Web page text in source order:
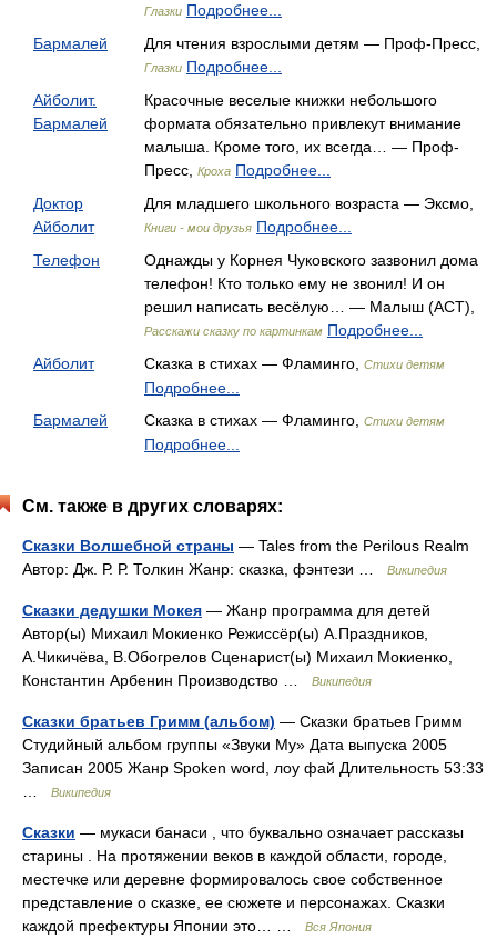
Глазки Подробнее...
Бармалей
Для чтения взрослыми детям — Проф-Пресс,
Глазки Подробнее...
Айболит.
Бармалей
Красочные веселые книжки небольшого
формата обязательно привлекут внимание
малыша. Кроме того, их всегда… — Проф-
Пресс,
Кроха Подробнее...
Доктор
Айболит
Для младшего школьного возраста — Эксмо,
Книги - мои друзья Подробнее...
Телефон
Однажды у Корнея Чуковского зазвонил дома
телефон! Кто только ему не звонил! И он
решил написать весёлую… — Малыш (АСТ),
Расскажи сказку по картинкам Подробнее...
Айболит
Сказка в стихах — Фламинго, Стихи детям
Подробнее...
Бармалей
Сказка в стихах — Фламинго, Стихи детям
Подробнее...
См. также в других словарях:
Сказки Волшебной страны — Tales from the Perilous Realm
Автор: Дж. Р. Р. Толкин Жанр: сказка, фэнтези …
Википедия
Сказки дедушки Мокея — Жанр программа для детей
Автор(ы) Михаил Мокиенко Режиссёр(ы) А.Праздников,
А.Чикичёва, В.Обогрелов Сценарист(ы) Михаил Мокиенко,
Константин Арбенин Производство …
Википедия
Сказки братьев Гримм (альбом) — Сказки братьев Гримм
Студийный альбом группы «Звуки Му» Дата выпуска 2005
Записан 2005 Жанр Spoken word, лоу фай Длительность 53:33
Википедия
Сказки — мукаси банаси , что буквально означает рассказы
старины . На протяжении веков в каждой области, городе,
местечке или деревне формировалось свое собственное
представление о сказке, ее сюжете и персонажах. Сказки
каждой префектуры Японии это… …
Вся Япония